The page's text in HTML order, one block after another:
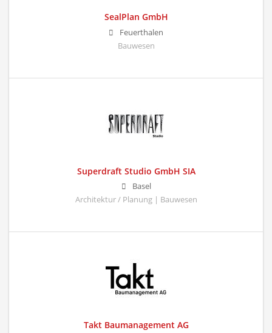
SealPlan GmbH
Feuerthalen
Bauwesen
Superdraft Studio GmbH SIA
Basel
Architektur / Planung | Bauwesen
Takt Baumanagement AG